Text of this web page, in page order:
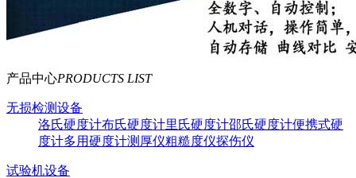
产品中心PRODUCTS LIST
无损检测设备
洛氏硬度计布氏硬度计里氏硬度计邵氏硬度计便携式硬
度计多用硬度计测厚仪粗糙度仪探伤仪
试验机设备